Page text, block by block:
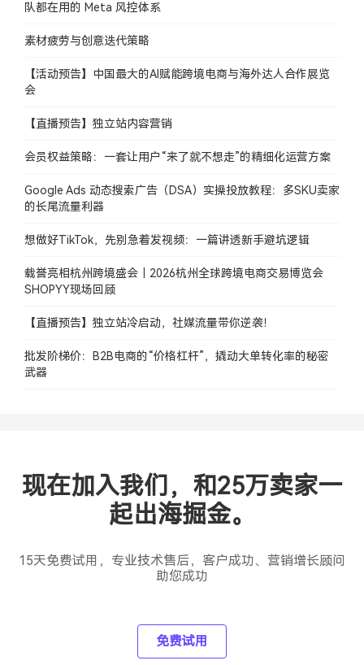
队都在用的 Meta 风控体系
素材疲劳与创意迭代策略
【活动预告】中国最大的AI赋能跨境电商与海外达人合作展览
会
【直播预告】独立站内容营销
会员权益策略：一套让用户“来了就不想走”的精细化运营方案
Google Ads 动态搜索广告（DSA）实操投放教程：多SKU卖家
的长尾流量利器
想做好TikTok，先别急着发视频：一篇讲透新手避坑逻辑
载誉亮相杭州跨境盛会｜2026杭州全球跨境电商交易博览会
SHOPYY现场回顾
【直播预告】独立站冷启动，社媒流量带你逆袭！
批发阶梯价：B2B电商的“价格杠杆”，撬动大单转化率的秘密
武器
现在加入我们，和25万卖家一
起出海掘金。
15天免费试用，专业技术售后，客户成功、营销增长顾问
助您成功
免费试用